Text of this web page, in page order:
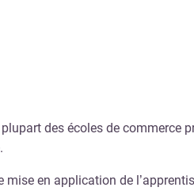
des écoles de commerce
en application de